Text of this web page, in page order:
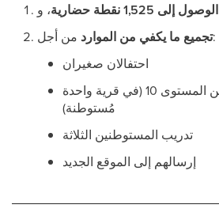
الوصول إلى 1,525 نقطة حضارية ، و
تجميع ما يكفي من المواردمن أجل:
احتفالان صغيران
السكن المستوى 10 (في قرية واحدة
مُستوطنة)
تدريب المستوطنين الثلاثة
إرسالهم إلى الموقع الجديد